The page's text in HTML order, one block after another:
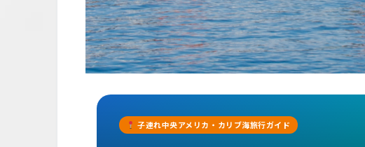
子連れ中央アメリカ・カリブ海旅行ガイド